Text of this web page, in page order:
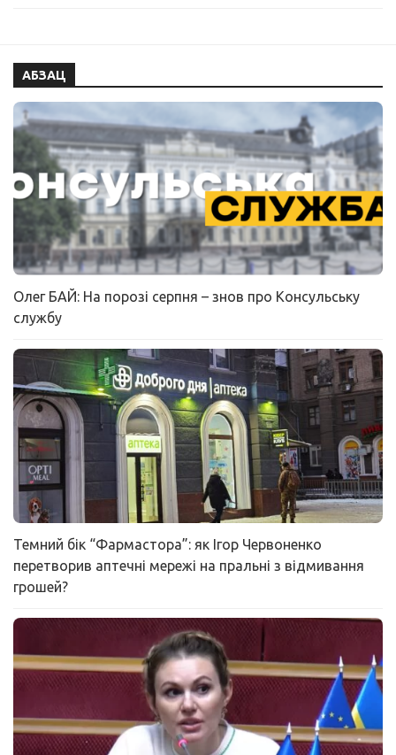
АБЗАЦ
Олег БАЙ: На порозі серпня – знов про Консульську
службу
Темний бік “Фармастора”: як Ігор Червоненко
перетворив аптечні мережі на пральні з відмивання
грошей?